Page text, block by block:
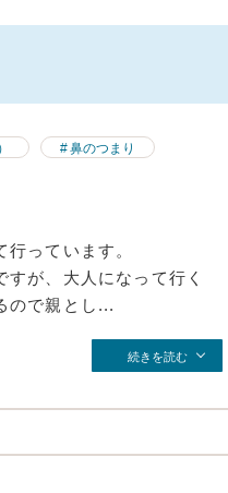
鼻のつまり
っています。
が、大人になって行く
ので親とし...
続きを読む